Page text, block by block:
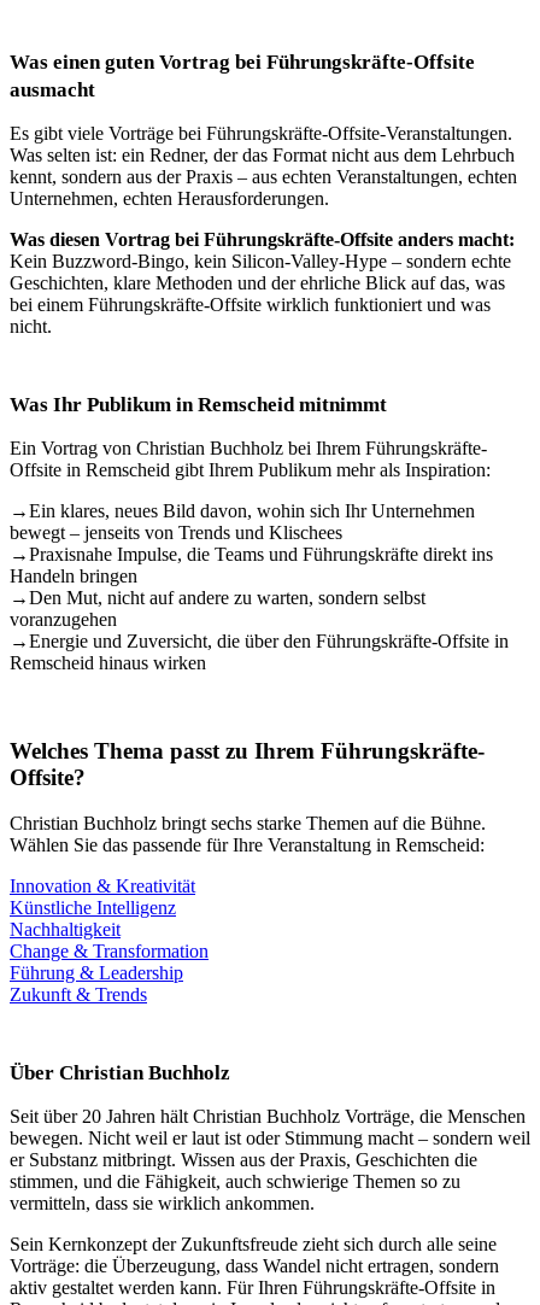
Was einen guten Vortrag bei Führungskräfte-Offsite
ausmacht
Es gibt viele Vorträge bei Führungskräfte-Offsite-Veranstaltungen.
Was selten ist: ein Redner, der das Format nicht aus dem Lehrbuch
kennt, sondern aus der Praxis – aus echten Veranstaltungen, echten
Unternehmen, echten Herausforderungen.
Was diesen Vortrag bei Führungskräfte-Offsite anders macht:
Kein Buzzword-Bingo, kein Silicon-Valley-Hype – sondern echte
Geschichten, klare Methoden und der ehrliche Blick auf das, was
bei einem Führungskräfte-Offsite wirklich funktioniert und was
nicht.
Was Ihr Publikum in Remscheid mitnimmt
Ein Vortrag von Christian Buchholz bei Ihrem Führungskräfte-
Offsite in Remscheid gibt Ihrem Publikum mehr als Inspiration:
→Ein klares, neues Bild davon, wohin sich Ihr Unternehmen
bewegt – jenseits von Trends und Klischees
→Praxisnahe Impulse, die Teams und Führungskräfte direkt ins
Handeln bringen
→Den Mut, nicht auf andere zu warten, sondern selbst
voranzugehen
→Energie und Zuversicht, die über den Führungskräfte-Offsite in
Remscheid hinaus wirken
Welches Thema passt zu Ihrem Führungskräfte-
Offsite?
Christian Buchholz bringt sechs starke Themen auf die Bühne.
Wählen Sie das passende für Ihre Veranstaltung in Remscheid:
Innovation & Kreativität
Künstliche Intelligenz
Nachhaltigkeit
Change & Transformation
Führung & Leadership
Zukunft & Trends
Über Christian Buchholz
Seit über 20 Jahren hält Christian Buchholz Vorträge, die Menschen
bewegen. Nicht weil er laut ist oder Stimmung macht – sondern weil
er Substanz mitbringt. Wissen aus der Praxis, Geschichten die
stimmen, und die Fähigkeit, auch schwierige Themen so zu
vermitteln, dass sie wirklich ankommen.
Sein Kernkonzept der Zukunftsfreude zieht sich durch alle seine
Vorträge: die Überzeugung, dass Wandel nicht ertragen, sondern
aktiv gestaltet werden kann. Für Ihren Führungskräfte-Offsite in